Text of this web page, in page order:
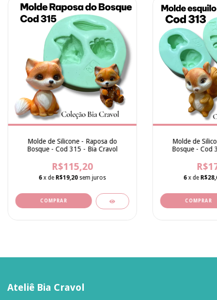
Molde de Silicone - Raposa do
Bosque - Cod 315 - Bia Cravol
R$115,20
6 x de R$19,20 sem juros
Molde de
Bosque - Cod
6 x de
Ateliê Bia Cravol